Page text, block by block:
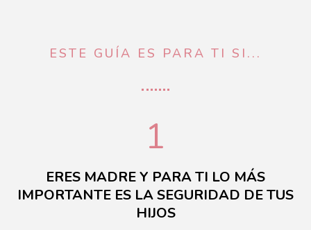
ESTE GUÍA ES PARA TI SI...
1
ERES MADRE Y PARA TI LO MÁS
IMPORTANTE ES LA SEGURIDAD DE TUS
HIJOS